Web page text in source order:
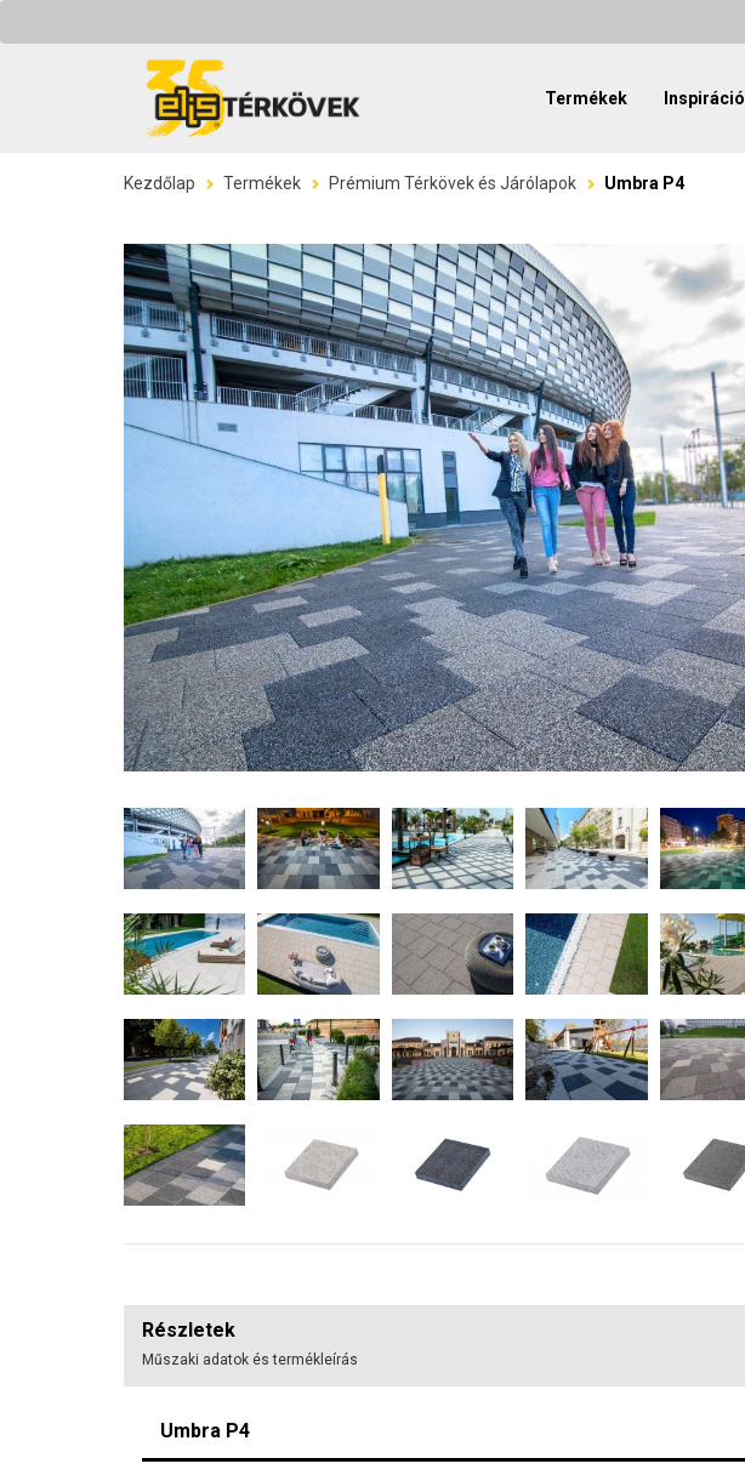
Termékek Inspiráció
Kezdőlap Termékek Prémium Térkövek és Járólapok Umbra P4
Részletek
Műszaki adatok és termékleírás
Umbra P4